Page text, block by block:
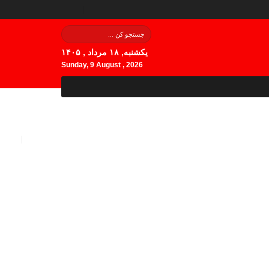
یکشنبه, ۱۸ مرداد , ۱۴۰۵
Sunday, 9 August , 2026